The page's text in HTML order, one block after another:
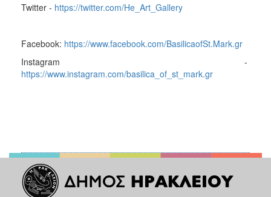
Twitter - https://twitter.com/He_Art_Gallery
Facebook: https://www.facebook.com/BasilicaofSt.Mark.gr
Instagram -
https://www.instagram.com/basilica_of_st_mark.gr